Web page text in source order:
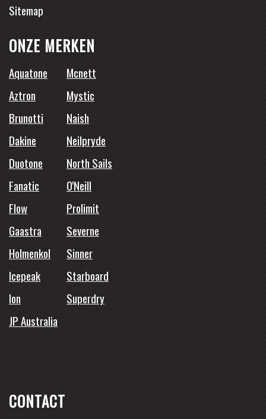
Sitemap
ONZE MERKEN
Aquatone
Mcnett
Aztron
Mystic
Brunotti
Naish
Dakine
Neilpryde
Duotone
North Sails
Fanatic
O'Neill
Flow
Prolimit
Gaastra
Severne
Holmenkol
Sinner
Icepeak
Starboard
Ion
Superdry
JP Australia
CONTACT